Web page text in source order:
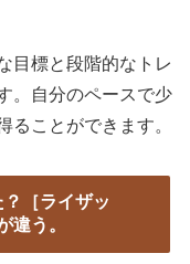
目標と段階的なトレ
。自分のペースで少
ることができます。
［ライザッ
違う。